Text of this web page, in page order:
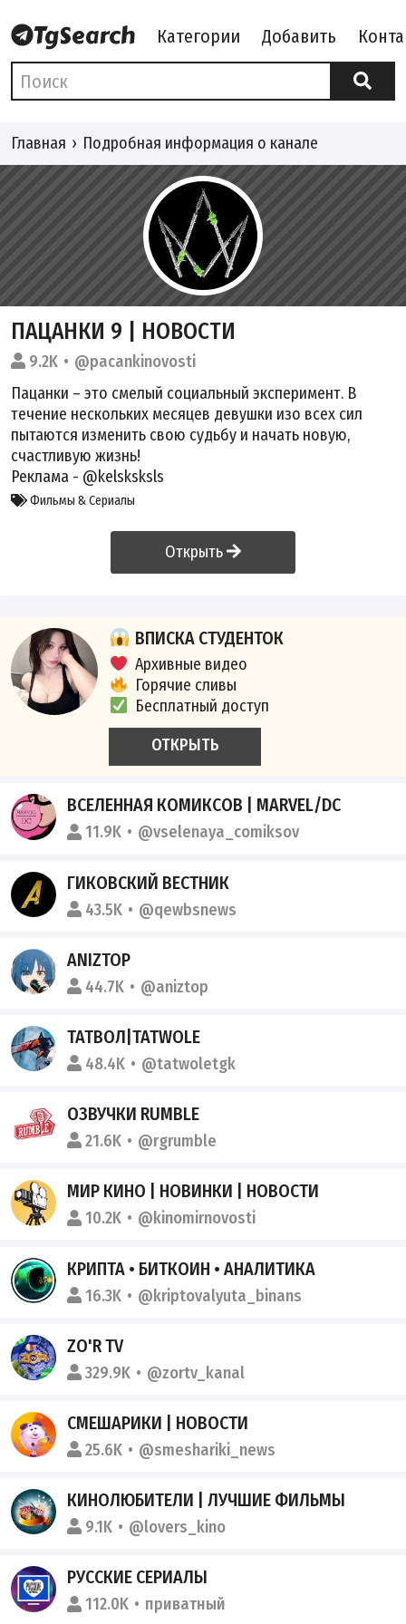
Категории Добавить
Главная Подробная информация о канале
ПАЦАНКИ 9 | НОВОСТИ
9.2K
@pacankinovosti
Пацанки – это смелый социальный эксперимент. В
течение нескольких месяцев девушки изо всех сил
пытаются изменить свою судьбу и начать новую,
счастливую жизнь!
Реклама - @kelsksksls
Фильмы & Сериалы
Открыть
ВПИСКА СТУДЕНТОК
Архивные видео
Горячие сливы
Бесплатный доступ
ОТКРЫТЬ
ВСЕЛЕННАЯ КОМИКСОВ | MARVEL/DC
11.9K @vselenaya_comiksov
ГИКОВСКИЙ ВЕСТНИК
43.5K @qewbsnews
ANIZTOP
44.7K @aniztop
ТАТВОЛ|TATWOLE
48.4K @tatwoletgk
ОЗВУЧКИ RUMBLE
21.6K @rgrumble
МИР КИНО | НОВИНКИ | НОВОСТИ
10.2K @kinomirnovosti
КРИПТА • БИТКОИН • АНАЛИТИКА
16.3K @kriptovalyuta_binans
ZO'R TV
329.9K @zortv_kanal
СМЕШАРИКИ | НОВОСТИ
25.6K @smeshariki_news
КИНОЛЮБИТЕЛИ | ЛУЧШИЕ ФИЛЬМЫ
9.1K @lovers_kino
РУССКИЕ СЕРИАЛЫ
112.0K приватный